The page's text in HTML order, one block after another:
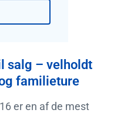
salg – velholdt
familieture
er en af de mest